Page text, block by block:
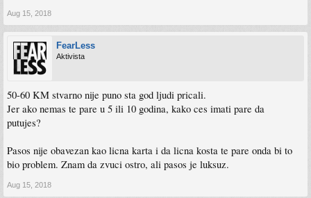
Aug 15, 2018
FearLess
Aktivista
50-60 KM stvarno nije puno sta god ljudi pricali.
Jer ako nemas te pare u 5 ili 10 godina, kako ces imati pare da
putujes?
Pasos nije obavezan kao licna karta i da licna kosta te pare onda bi to
bio problem. Znam da zvuci ostro, ali pasos je luksuz.
Aug 15, 2018